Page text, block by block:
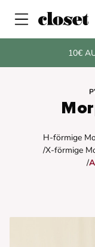
10€
H-förmige
/X-förmige
/